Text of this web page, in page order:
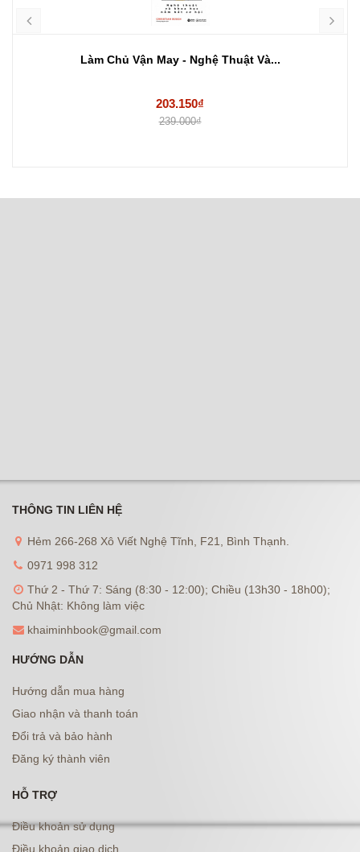
Làm Chủ Vận May - Nghệ Thuật Và...
203.150₫
239.000₫
THÔNG TIN LIÊN HỆ
Hẻm 266-268 Xô Viết Nghệ Tĩnh, F21, Bình Thạnh.
0971 998 312
Thứ 2 - Thứ 7: Sáng (8:30 - 12:00); Chiều (13h30 - 18h00);
Chủ Nhật: Không làm việc
khaiminhbook@gmail.com
HƯỚNG DẪN
Hướng dẫn mua hàng
Giao nhận và thanh toán
Đổi trả và bảo hành
Đăng ký thành viên
HỖ TRỢ
Điều khoản sử dụng
Điều khoản giao dịch